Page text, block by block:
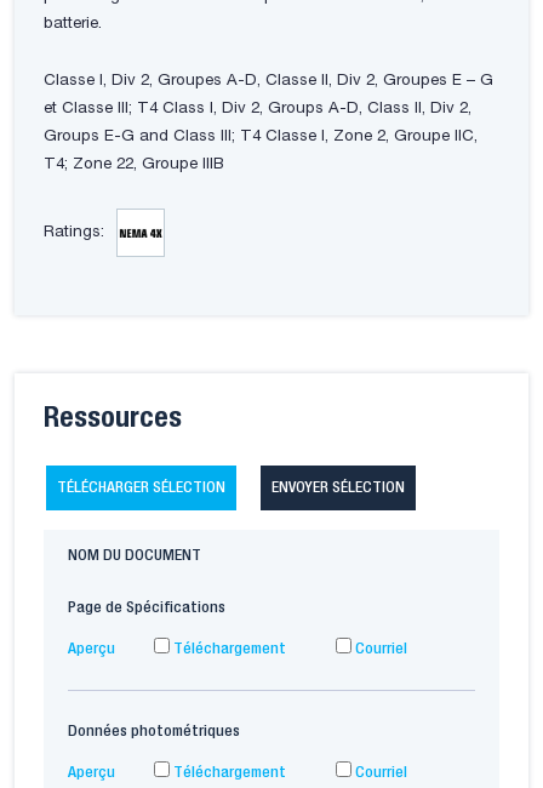
batterie.
Classe I, Div 2, Groupes A-D, Classe II, Div 2, Groupes E – G
et Classe III; T4 Class I, Div 2, Groups A-D, Class II, Div 2,
Groups E-G and Class III; T4 Classe I, Zone 2, Groupe IIC,
T4; Zone 22, Groupe IIIB
Ratings:
Ressources
TÉLÉCHARGER SÉLECTION ENVOYER SÉLECTION
NOM DU DOCUMENT
Page de Spécifications
Aperçu Téléchargement Courriel
Données photométriques
Aperçu Téléchargement Courriel